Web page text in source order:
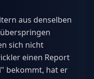
aus denselben
sich nicht
einen Report
bekommt, hat er